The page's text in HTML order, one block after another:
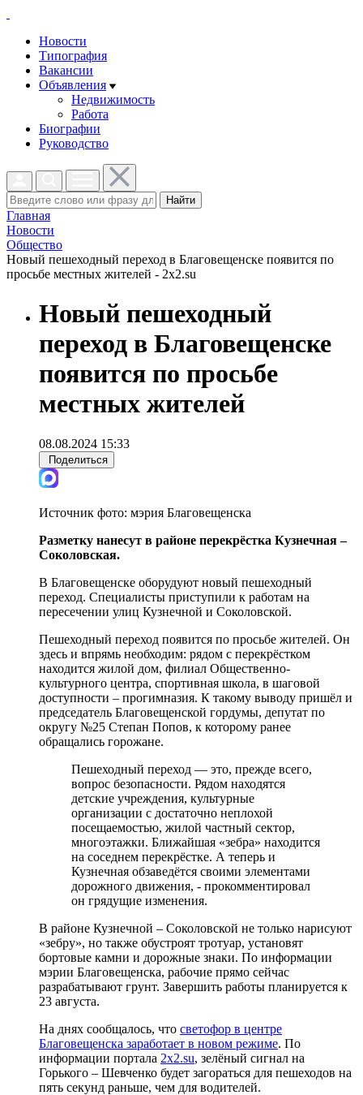
Новости
Типография
Вакансии
Объявления
Недвижимость
Работа
Биографии
Руководство
Найти
Главная
Новости
Общество
Новый пешеходный переход в Благовещенске появится по
просьбе местных жителей - 2x2.su
Новый пешеходный
переход в Благовещенске
появится по просьбе
местных жителей
08.08.2024 15:33
Поделиться
Источник фото: мэрия Благовещенска
Разметку нанесут в районе перекрёстка Кузнечная –
Соколовская.
В Благовещенске оборудуют новый пешеходный
переход. Специалисты приступили к работам на
пересечении улиц Кузнечной и Соколовской.
Пешеходный переход появится по просьбе жителей. Он
здесь и впрямь необходим: рядом с перекрёстком
находится жилой дом, филиал Общественно-
культурного центра, спортивная школа, в шаговой
доступности – прогимназия. К такому выводу пришёл и
председатель Благовещенской гордумы, депутат по
округу №25 Степан Попов, к которому ранее
обращались горожане.
Пешеходный переход — это, прежде всего,
вопрос безопасности. Рядом находятся
детские учреждения, культурные
организации с достаточно неплохой
посещаемостью, жилой частный сектор,
многоэтажки. Ближайшая «зебра» находится
на соседнем перекрёстке. А теперь и
Кузнечная обзаведётся своими элементами
дорожного движения, - прокомментировал
он грядущие изменения.
В районе Кузнечной – Соколовской не только нарисуют
«зебру», но также обустроят тротуар, установят
бортовые камни и дорожные знаки. По информации
мэрии Благовещенска, рабочие прямо сейчас
разрабатывают грунт. Завершить работы планируется к
23 августа.
На днях сообщалось, что светофор в центре
Благовещенска заработает в новом режиме. По
информации портала 2x2.su, зелёный сигнал на
Горького – Шевченко будет загораться для пешеходов на
пять секунд раньше, чем для водителей.